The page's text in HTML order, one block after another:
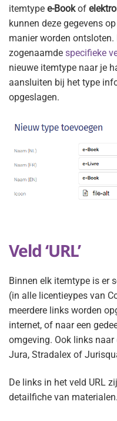
itemtype e-Bookof
kunnen deze gegevens
manier worden
zogenaamde specifieke
nieuwe itemtype naar je
aansluiten bij het type
opgeslagen.
Veld ‘URL’
Binnen elk itemtype is er
(in alle licentieypes van
meerdere links worden
internet, of naar een
omgeving. Ook links
Jura, Stradalex of
De links in het veld URL
detailfiche van materialen.